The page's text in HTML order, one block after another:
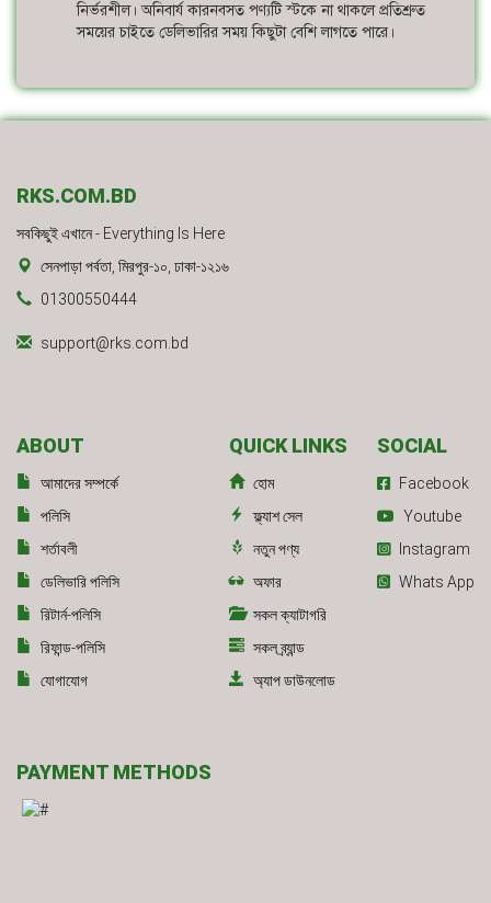
নির্ভরশীল। অনিবার্য কারনবসত পণ্যটি স্টকে না থাকলে প্রতিশ্রুত
সময়ের চাইতে ডেলিভারির সময় কিছুটা বেশি লাগতে পারে।
RKS.COM.BD
সবকিছুই এখানে - Everything Is Here
সেনপাড়া পর্বতা, মিরপুর-১০, ঢাকা-১২১৬
01300550444
support@rks.com.bd
ABOUT
আমাদের সম্পর্কে
পলিসি
শর্তাবলী
ডেলিভারি পলিসি
রিটার্ন-পলিসি
রিফান্ড-পলিসি
যোগাযোগ
QUICK LINKS
হোম
ফ্ল্যাশ সেল
নতুন পণ্য
অফার
সকল ক্যাটাগরি
সকল ব্র্যান্ড
অ্যাপ ডাউনলোড
SOCIAL
Facebook
Youtube
Instagram
Whats App
PAYMENT METHODS